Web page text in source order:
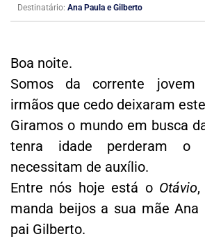
Destinatário: Ana Paula e Gilberto
Boa noite.
Somos da corrente jovem
irmãos que cedo deixaram
Giramos o mundo em busca
tenra idade perderam o
necessitam de auxílio.
Entre nós hoje está o Otávio,
manda beijos a sua mãe Ana
pai Gilberto.